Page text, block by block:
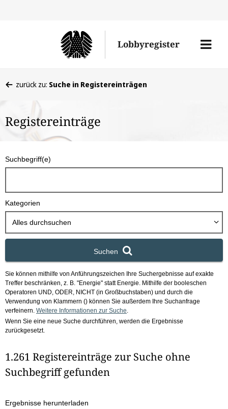
den
Lobbyregister
Menü
befinden
hier:
zurück zu: Suche in Registereinträgen
Registereinträge
u
h
b
x
Suchbegriff(e)
Kategorien
Alles durchsuchen
Suchen
Sie können mithilfe von Anführungszeichen Ihre Suchergebnisse auf exakte
Treffer beschränken, z. B. "Energie" statt Energie. Mithilfe der booleschen
Operatoren UND, ODER, NICHT (in Großbuchstaben) und durch die
Verwendung von Klammern () können Sie außerdem Ihre Suchanfrage
verfeinern. Weitere Informationen zur Suche
Wenn Sie eine neue Suche durchführen, werden die Ergebnisse
zurückgesetzt.
1.261 Registereinträge zur Suche ohne
Suchbegriff gefunden
Ergebnisse herunterladen